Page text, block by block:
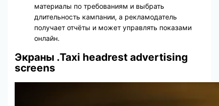
материалы по требованиям и выбрать
длительность кампании, а рекламодатель
получает отчёты и может управлять показами
онлайн.
Экраны .Taxi headrest advertising
screens